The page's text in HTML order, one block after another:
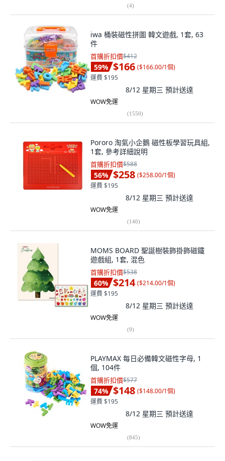
(4)
iwa 桶裝磁性拼圖 韓文遊戲, 1套, 63
件
首購折扣價$412
59% $166 ($166.00/1個)
運費 $195
8/12 星期三 預計送達
WOW免運
(1550)
Pororo 淘氣小企鵝 磁性板學習玩具組,
1套, 參考詳細說明
首購折扣價$588
56% $258 ($258.00/1個)
運費 $195
8/12 星期三 預計送達
WOW免運
(140)
MOMS BOARD 聖誕樹裝飾掛飾磁鐵
遊戲組, 1套, 混色
首購折扣價$538
60% $214 ($214.00/1個)
運費 $195
8/12 星期三 預計送達
WOW免運
(9)
PLAYMAX 每日必備韓文磁性字母, 1
個, 104件
首購折扣價$577
74% $148 ($148.00/1個)
運費 $195
8/12 星期三 預計送達
WOW免運
(845)